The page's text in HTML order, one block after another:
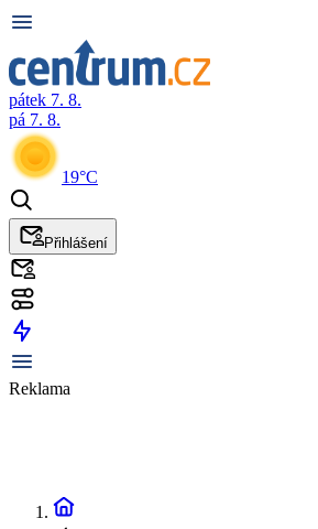
pátek 7. 8.
pá 7. 8.
19°C
Přihlášení
Reklama